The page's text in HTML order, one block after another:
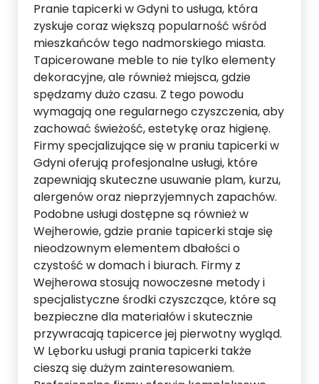
Pranie tapicerki w Gdyni to usługa, która
zyskuje coraz większą popularność wśród
mieszkańców tego nadmorskiego miasta.
Tapicerowane meble to nie tylko elementy
dekoracyjne, ale również miejsca, gdzie
spędzamy dużo czasu. Z tego powodu
wymagają one regularnego czyszczenia, aby
zachować świeżość, estetykę oraz higienę.
Firmy specjalizujące się w praniu tapicerki w
Gdyni oferują profesjonalne usługi, które
zapewniają skuteczne usuwanie plam, kurzu,
alergenów oraz nieprzyjemnych zapachów.
Podobne usługi dostępne są również w
Wejherowie, gdzie pranie tapicerki staje się
nieodzownym elementem dbałości o
czystość w domach i biurach. Firmy z
Wejherowa stosują nowoczesne metody i
specjalistyczne środki czyszczące, które są
bezpieczne dla materiałów i skutecznie
przywracają tapicerce jej pierwotny wygląd.
W Lęborku usługi prania tapicerki także
cieszą się dużym zainteresowaniem.